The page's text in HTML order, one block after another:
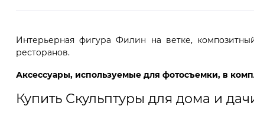
Интерьерная фигура Филин на ветке,
ресторанов.
Аксессуары, используемые для фотосъемки, в
Купить Скульптуры для дома и